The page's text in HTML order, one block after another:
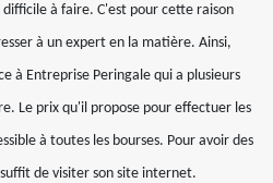
à faire. C'est pour cette raison
à un expert en la matière. Ainsi,
à Entreprise Peringale qui a plusieurs
Le prix qu'il propose pour effectuer les
à toutes les bourses. Pour avoir des
de visiter son site internet.